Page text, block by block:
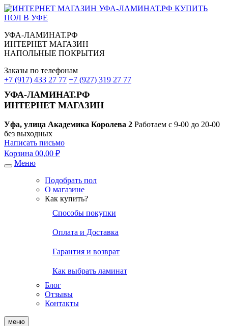
УФА-ЛАМИНАТ.РФ
ИНТЕРНЕТ МАГАЗИН
НАПОЛЬНЫЕ ПОКРЫТИЯ
Заказы по телефонам
+7 (917) 433 27 77 +7 (927) 319 27 77
УФА-ЛАМИНАТ.РФ
ИНТЕРНЕТ МАГАЗИН
Уфа, улица Академика Королева 2 Работаем с 9-00 до 20-00
без выходных
Написать письмо
Корзина 00,00 ₽
Меню
Подобрать пол
О магазине
Как купить?
Способы покупки
Оплата и Доставка
Гарантия и возврат
Как выбрать ламинат
Блог
Отзывы
Контакты
меню